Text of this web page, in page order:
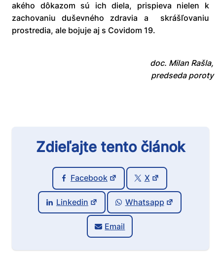
akého dôkazom sú ich diela, prispieva nielen k
zachovaniu duševného zdravia a skrášľovaniu
prostredia, ale bojuje aj s Covidom 19.
doc. Milan Rašla,
predseda poroty
Zdieľajte tento článok
Facebook X
Linkedin Whatsapp
Email